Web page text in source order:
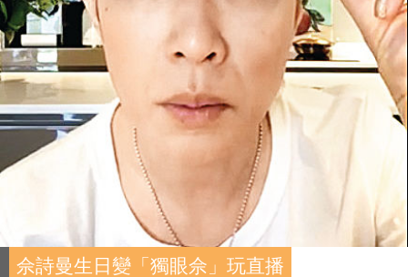
佘詩曼生日變「獨眼佘」玩直播